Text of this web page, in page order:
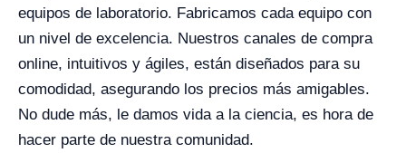
equipos de laboratorio. Fabricamos cada equipo con
un nivel de excelencia. Nuestros canales de compra
online, intuitivos y ágiles, están diseñados para su
comodidad, asegurando los precios más amigables.
No dude más, le damos vida a la ciencia, es hora de
hacer parte de nuestra comunidad.